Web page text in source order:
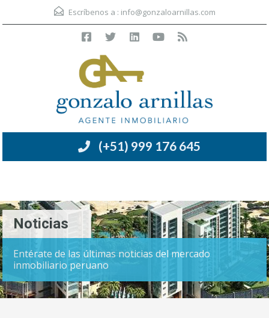
Escríbenos a : info@gonzaloarnillas.com
(+51) 999 176 645
Noticias
Entérate de las últimas noticias del mercado
inmobiliario peruano